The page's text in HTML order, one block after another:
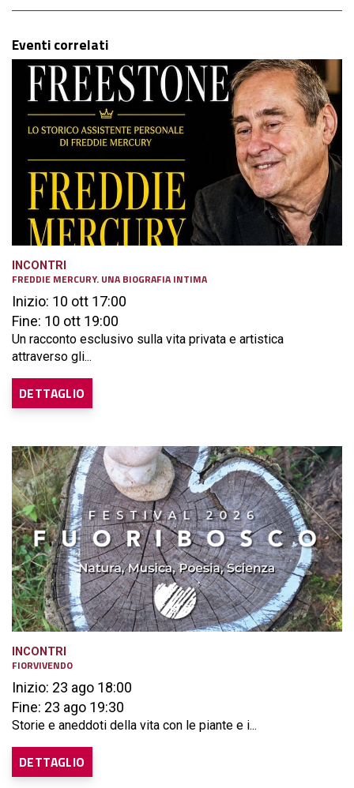
Eventi correlati
INCONTRI
FREDDIE MERCURY. UNA BIOGRAFIA INTIMA
Inizio: 10 ott 17:00
Fine: 10 ott 19:00
Un racconto esclusivo sulla vita privata e artistica
attraverso gli...
DETTAGLIO
INCONTRI
FIORVIVENDO
Inizio: 23 ago 18:00
Fine: 23 ago 19:30
Storie e aneddoti della vita con le piante e i...
DETTAGLIO